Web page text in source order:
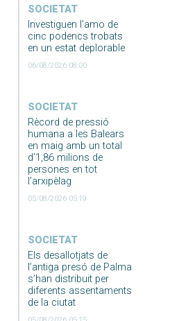
SOCIETAT
Investiguen l’amo de
cinc podencs trobats
en un estat deplorable
06/08/2026 08:00
SOCIETAT
Rècord de pressió
humana a les Balears
en maig amb un total
d’1,86 milions de
persones en tot
l’arxipèlag
05/08/2026 05:19
SOCIETAT
Els desallotjats de
l’antiga presó de Palma
s’han distribuit per
diferents assentaments
de la ciutat